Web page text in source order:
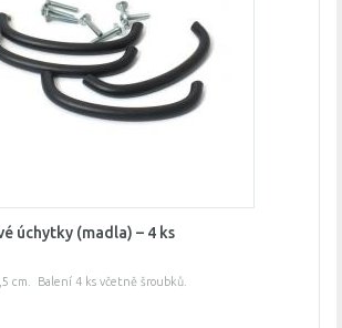
úchytky (madla) – 4 ks
cm. Balení 4 ks včetně šroubků.